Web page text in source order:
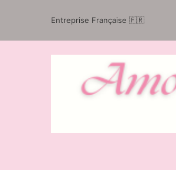
Entreprise Française 🇫🇷